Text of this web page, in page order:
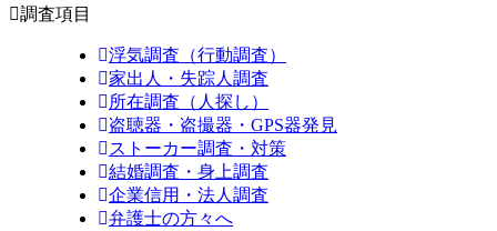
調査項目
浮気調査（行動調査）
家出人・失踪人調査
所在調査（人探し）
盗聴器・盗撮器・GPS器発見
ストーカー調査・対策
結婚調査・身上調査
企業信用・法人調査
弁護士の方々へ